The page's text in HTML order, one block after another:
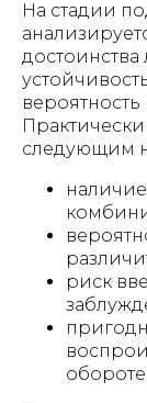
На стадии
следующим
риск
обороте.